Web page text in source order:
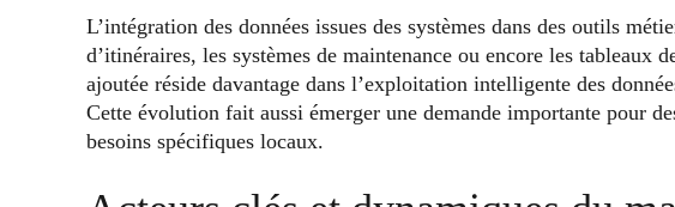
L’intégration des données issues des systèmes dans des outils
d’itinéraires, les systèmes de maintenance ou encore les tableaux
ajoutée réside davantage dans l’exploitation intelligente des
Cette évolution fait aussi émerger une demande importante pour
besoins spécifiques locaux.